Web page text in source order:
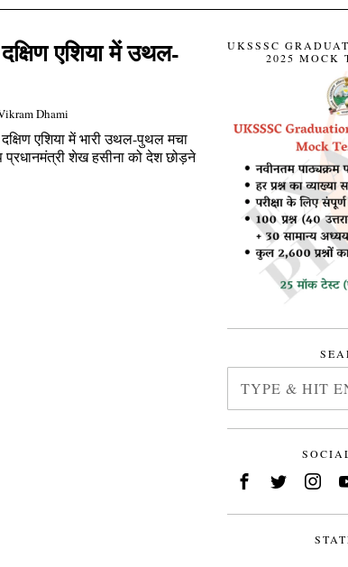
एशिया में उथल-
Dhami
एशिया में भारी उथल-पुथल मचा
शेख हसीना को देश छोड़ने
UKSSSC
2025 MOCK